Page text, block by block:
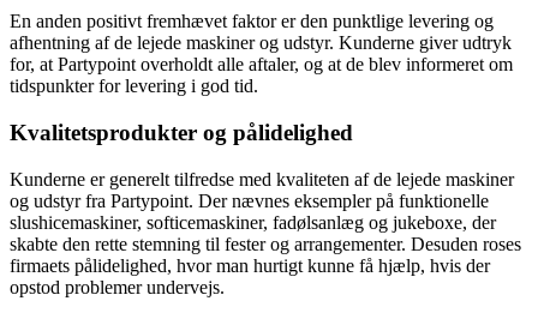
En anden positivt fremhævet faktor er den punktlige levering og
afhentning af de lejede maskiner og udstyr. Kunderne giver udtryk
for, at Partypoint overholdt alle aftaler, og at de blev informeret om
tidspunkter for levering i god tid.
Kvalitetsprodukter og pålidelighed
Kunderne er generelt tilfredse med kvaliteten af de lejede maskiner
og udstyr fra Partypoint. Der nævnes eksempler på funktionelle
slushicemaskiner, softicemaskiner, fadølsanlæg og jukeboxe, der
skabte den rette stemning til fester og arrangementer. Desuden roses
firmaets pålidelighed, hvor man hurtigt kunne få hjælp, hvis der
opstod problemer undervejs.